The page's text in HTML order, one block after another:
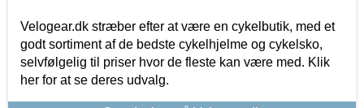
Velogear.dk stræber efter at være en cykelbutik, med et
godt sortiment af de bedste cykelhjelme og cykelsko,
selvfølgelig til priser hvor de fleste kan være med. Klik
her for at se deres udvalg.